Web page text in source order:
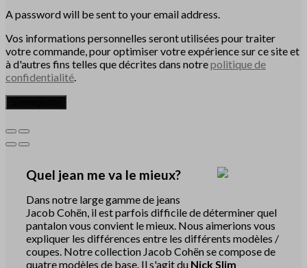
A password will be sent to your email address.
Vos informations personnelles seront utilisées pour traiter
votre commande, pour optimiser votre expérience sur ce site et
à d'autres fins telles que décrites dans notrepolitique de
confidentialité.
Quel jean me va le mieux?
Dans notre large gamme de jeans
Jacob Cohën, il est parfois difficile de déterminer quel
pantalon vous convient le mieux. Nous aimerions vous
expliquer les différences entre les différents modèles /
coupes. Notre collection Jacob Cohën se compose de
quatre modèles de base. Il s'agit du Nick Slim